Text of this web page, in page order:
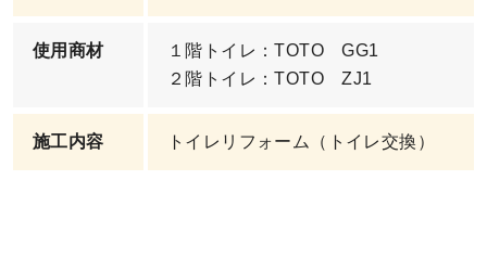
使用商材
１階トイレ：TOTO GG1
２階トイレ：TOTO ZJ1
施工内容 トイレリフォーム（トイレ交換）